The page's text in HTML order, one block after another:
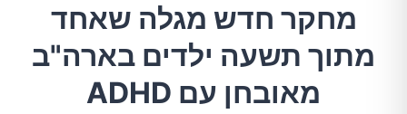
מחקר חדש מגלה שאחד
מתוך תשעה ילדים בארה"ב
מאובחן עם ADHD